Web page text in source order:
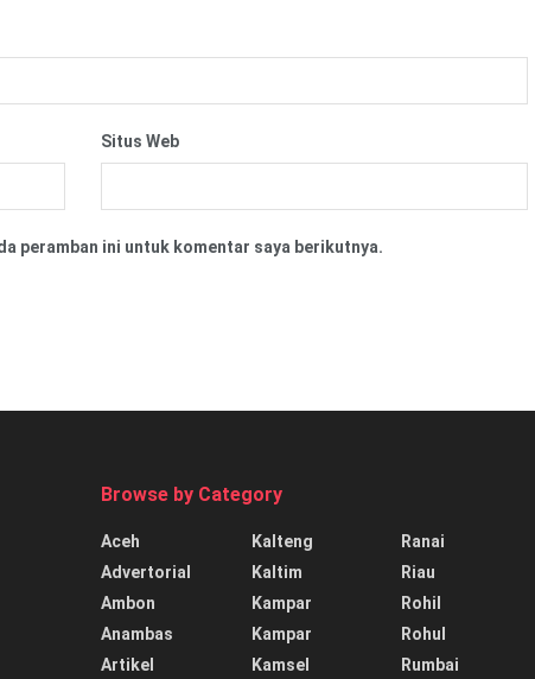
Situs Web
peramban ini untuk komentar saya berikutnya.
Browse by Category
Aceh
Advertorial
Ambon
Anambas
Artikel
Kalteng
Kaltim
Kampar
Kampar
Kamsel
Ranai
Riau
Rohil
Rohul
Rumbai